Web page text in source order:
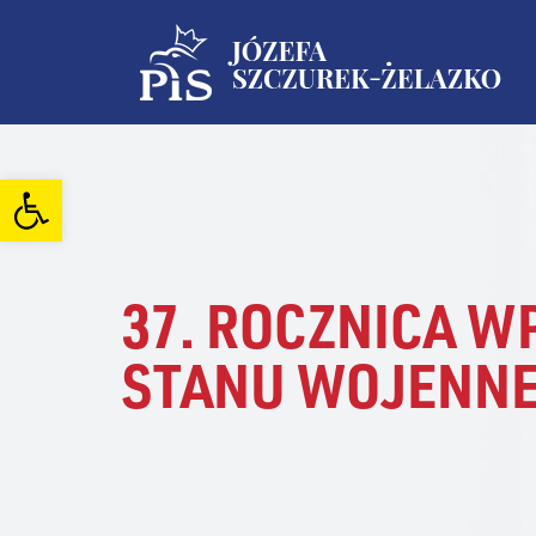
Open toolbar
37. ROCZNICA
STANU